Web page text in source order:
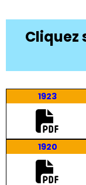
Cliquez
1923
1920